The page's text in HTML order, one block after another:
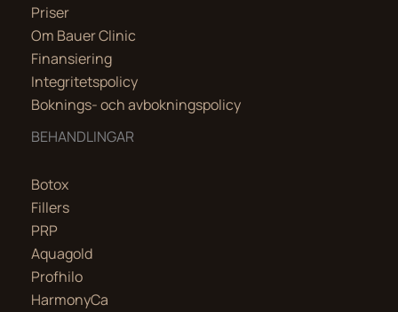
Priser
Om Bauer Clinic
Finansiering
Integritetspolicy
Boknings- och avbokningspolicy
BEHANDLINGAR
Botox
Fillers
PRP
Aquagold
Profhilo
HarmonyCa